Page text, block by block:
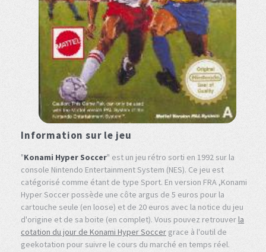
Information sur le jeu
"Konami Hyper Soccer" est un jeu rétro sorti en 1992 sur la
console Nintendo Entertainment System (NES). Ce jeu est
catégorisé comme étant de type Sport. En version FRA ,Konami
Hyper Soccer possède une côte argus de 5 euros pour la
cartouche seule (en loose) et de 20 euros avec la notice du jeu
d'origine et de sa boite (en complet). Vous pouvez retrouver la
cotation du jour de Konami Hyper Soccer grace à l'outil de
geekotation pour suivre le cours du marché en temps réel.